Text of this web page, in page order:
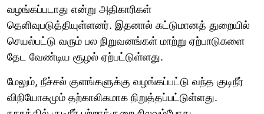
வழங்கப்படாது என்று அதிகாரிகள்
தெளிவுபடுத்தியுள்ளனர். இதனால் கட்டுமானத் துறையில்
செயல்பட்டு வரும் பல நிறுவனங்கள் மாற்று ஏற்பாடுகளை
தேட வேண்டிய சூழல் ஏற்பட்டுள்ளது.
மேலும், நீச்சல் குளங்களுக்கு வழங்கப்பட்டு வந்த குடிநீர்
விநியோகமும் தற்காலிகமாக நிறுத்தப்பட்டுள்ளது.